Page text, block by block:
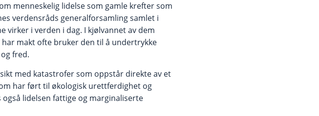
menneskelig lidelse som gamle krefter som
verdensråds generalforsamling samlet i
virker i verden i dag. I kjølvannet av dem
makt ofte bruker den til å undertrykke
fred.
med katastrofer som oppstår direkte av et
har ført til økologisk urettferdighet og
lidelsen fattige og marginaliserte